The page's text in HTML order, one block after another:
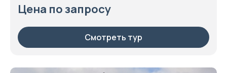
Цена по запросу
Смотреть тур